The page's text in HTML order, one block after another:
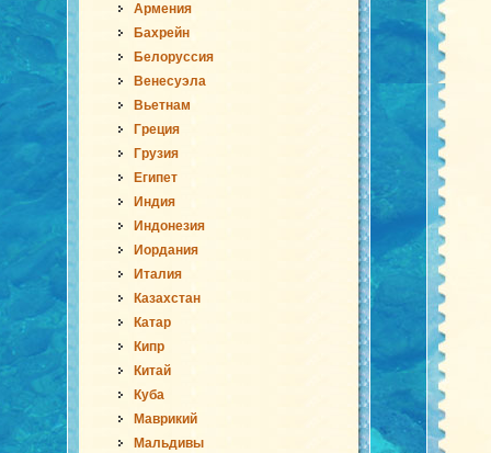
Армения
Бахрейн
Белоруссия
Венесуэла
Вьетнам
Греция
Грузия
Египет
Индия
Индонезия
Иордания
Италия
Казахстан
Катар
Кипр
Китай
Куба
Маврикий
Мальдивы